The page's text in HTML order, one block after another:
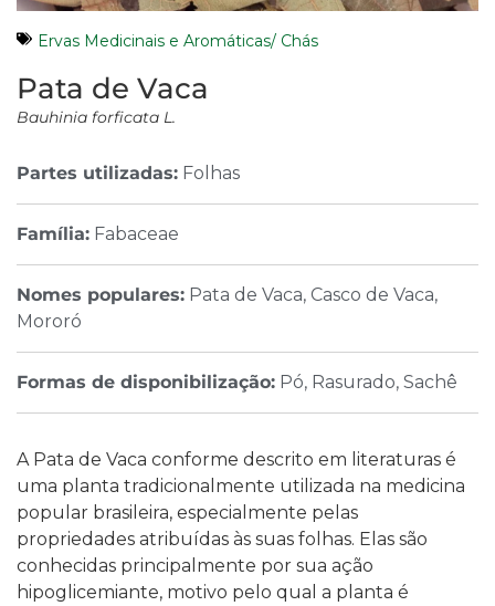
Ervas Medicinais e Aromáticas/ Chás
Pata de Vaca
Bauhinia forficata L.
Partes utilizadas: Folhas
Família: Fabaceae
Nomes populares: Pata de Vaca, Casco de Vaca,
Mororó
Formas de disponibilização: Pó, Rasurado, Sachê
A Pata de Vaca conforme descrito em literaturas é
uma planta tradicionalmente utilizada na medicina
popular brasileira, especialmente pelas
propriedades atribuídas às suas folhas. Elas são
conhecidas principalmente por sua ação
hipoglicemiante, motivo pelo qual a planta é